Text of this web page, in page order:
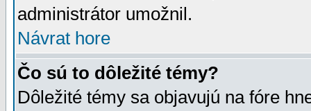
administrátor umožnil.
Návrat hore
Čo sú to dôležité témy?
Dôležité témy sa objavujú na fóre